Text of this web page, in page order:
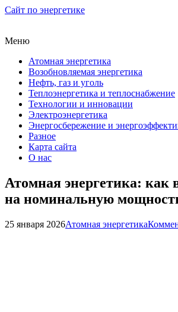
Сайт по энергетике
Меню
Атомная энергетика
Возобновляемая энергетика
Нефть, газ и уголь
Теплоэнергетика и теплоснабжение
Технологии и инновации
Электроэнергетика
Энергосбережение и
Разное
Карта сайта
О нас
Атомная энергетика:
на номинальную
25 января 2026Атомная энергетика